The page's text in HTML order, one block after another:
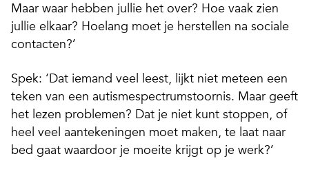
Maar waar hebben jullie het over? Hoe vaak zien
jullie elkaar? Hoelang moet je herstellen na sociale
contacten?’
Spek: ‘Dat iemand veel leest, lijkt niet meteen een
teken van een autismespectrumstoornis. Maar geeft
het lezen problemen? Dat je niet kunt stoppen, of
heel veel aantekeningen moet maken, te laat naar
bed gaat waardoor je moeite krijgt op je werk?’